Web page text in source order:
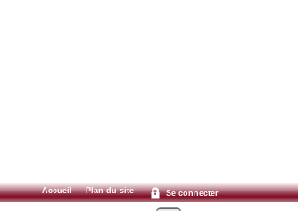
Accueil Plan du site Se connecter